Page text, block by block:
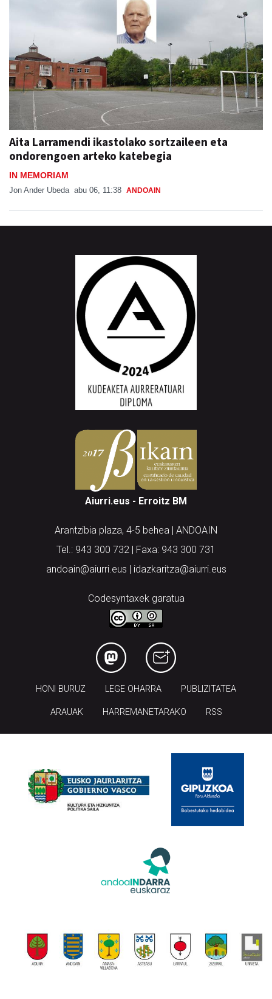
Aita Larramendi ikastolako sortzaileen eta
ondorengoen arteko katebegia
IN MEMORIAM
Jon Ander Ubeda abu 06, 11:38 ANDOAIN
Aiurri.eus - Erroitz BM
Arantzibia plaza, 4-5 behea | ANDOAIN
Tel.: 943 300 732 | Faxa: 943 300 731
andoain@aiurri.eus | idazkaritza@aiurri.eus
Codesyntaxek garatua
HONI BURUZ LEGE OHARRA PUBLIZITATEA
ARAUAK HARREMANETARAKO RSS